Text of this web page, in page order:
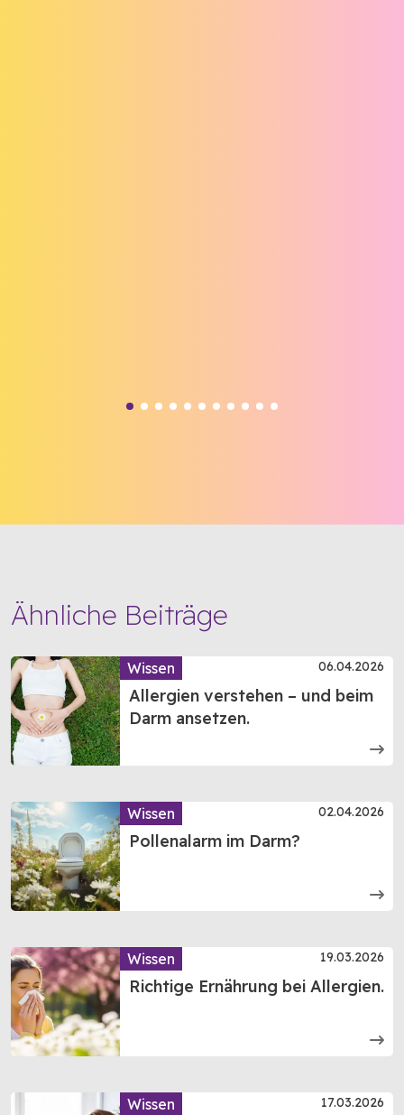
Ähnliche Beiträge
Wissen 06.04.2026
Allergien verstehen – und beim
Darm ansetzen.
Wissen 02.04.2026
Pollenalarm im Darm?
Wissen 19.03.2026
Richtige Ernährung bei Allergien.
Wissen 17.03.2026